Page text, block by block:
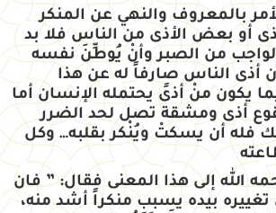
بالمعروف والنهي عن المنكر
أو بعض الأذى من الناس فلا بد
من الصبر وأنْ يُوطِّنَ نفسه
أذى الناس صارفاً له عن هذا
يكون منْ أذىً يحتمله الإنسان أما
أذى ومشقة تصل لحد الضرر
فله أن يسكتْ ويُنْكر بقلبه… وكل
الله إلى هذا المعنى فقال: ” فان
بيده يسبب منكراً أشد منه،